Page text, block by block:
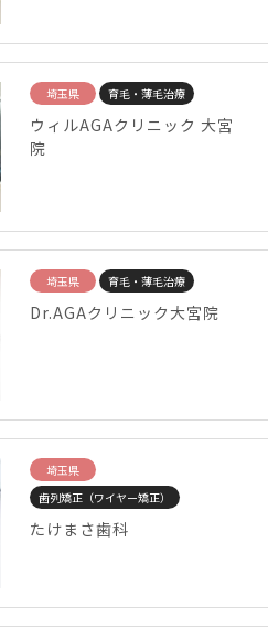
埼玉県 育毛・薄毛治療
ウィルAGAクリニック 大宮
院
埼玉県 育毛・薄毛治療
Dr.AGAクリニック大宮院
埼玉県
歯列矯正（ワイヤー矯正）
たけまさ歯科